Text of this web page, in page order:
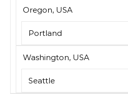
Oregon, USA
Portland
Washington, USA
Seattle